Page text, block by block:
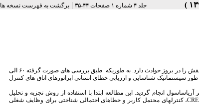
جلد ۴ شماره ۱ صفحات ۴۴-۳۵ | برگشت به فهرست نسخه ها
زمینه و هدف: مطالعات انجام شده در زمینه حوادث صنعتی نشان داده است که خطای انسانی مهمترین و اصلی ترین نقش را در بروز حوادث دارد. به طوریکه طبق بررسی های صورت گرفته ۶۰ الی
سیستماتیک شناسایی و ارزیابی خطای انسانی اپراتورهای اتاق های کنترل
تحلیلی در سال 1394 در4 اتاق کنترل پتروشیمی پلیمر آریاساسول انجام گردید. این مطالعه ابتدا با استفاده از روش تجزیه و تحلیل
، کنترل­های محتمل کاربر و خطاهای احتمالی شناختی برای وظایف شغلی